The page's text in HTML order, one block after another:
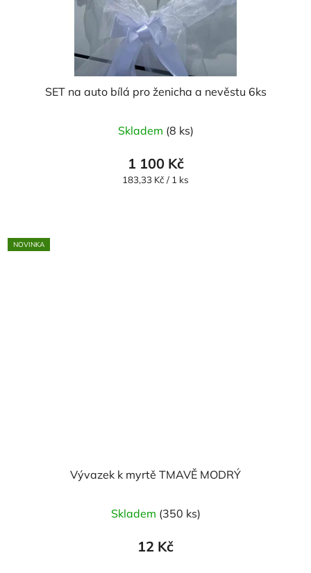
SET na auto bílá pro ženicha a nevěstu 6ks
Skladem (8 ks)
1 100 Kč
Měrná
183,33 Kč / 1 ks
NOVINKA
Vývazek k myrtě TMAVĚ MODRÝ
Skladem (350 ks)
12 Kč